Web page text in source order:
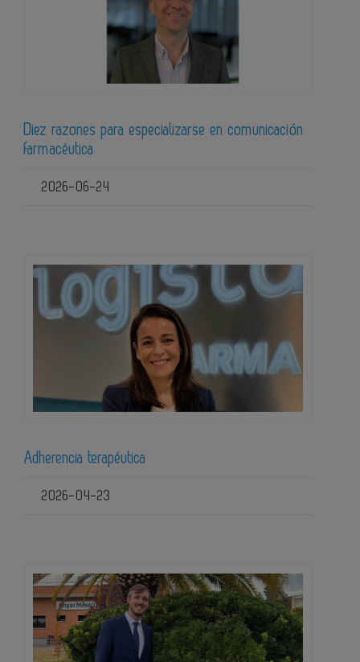
Diez razones para especializarse en comunicación
farmacéutica
2026-06-24
Adherencia terapéutica
2026-04-23